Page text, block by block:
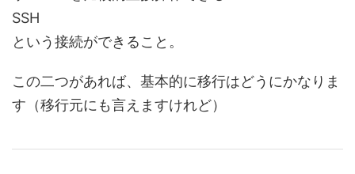
SSH
という接続ができること。
この二つがあれば、基本的に移行はどうにかなりま
す（移行元にも言えますけれど）